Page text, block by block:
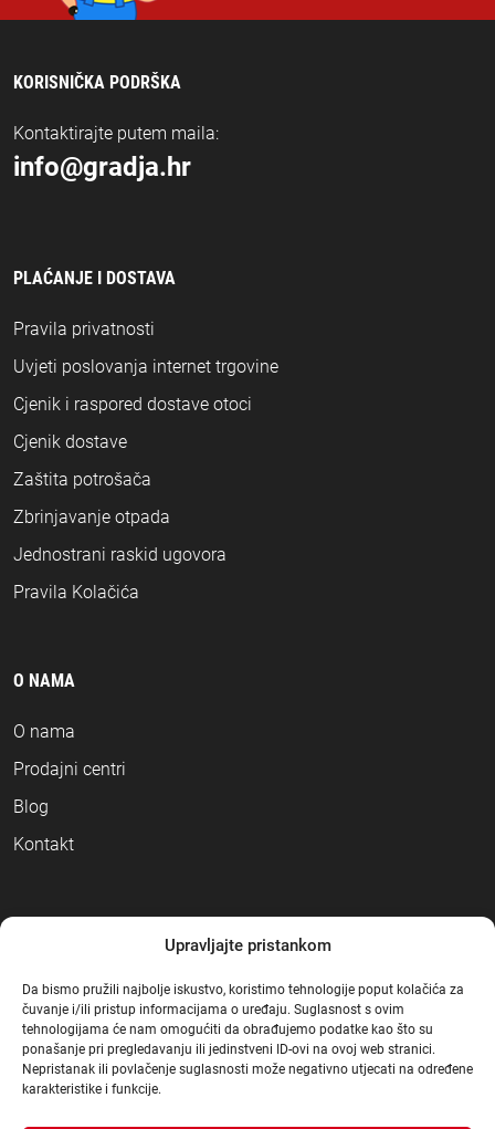
Upravljajte pristankom
Da bismo pružili najbolje iskustvo, koristimo tehnologije poput kolačića za
čuvanje i/ili pristup informacijama o uređaju. Suglasnost s ovim
tehnologijama će nam omogućiti da obrađujemo podatke kao što su
ponašanje pri pregledavanju ili jedinstveni ID-ovi na ovoj web stranici.
Nepristanak ili povlačenje suglasnosti može negativno utjecati na određene
karakteristike i funkcije.
KORISNIČKA PODRŠKA
Kontaktirajte putem maila:
info@gradja.hr
PLAĆANJE I DOSTAVA
Pravila privatnosti
Uvjeti poslovanja internet trgovine
Cjenik i raspored dostave otoci
Cjenik dostave
Zaštita potrošača
Zbrinjavanje otpada
Jednostrani raskid ugovora
Pravila Kolačića
O NAMA
O nama
Prodajni centri
Blog
Kontakt